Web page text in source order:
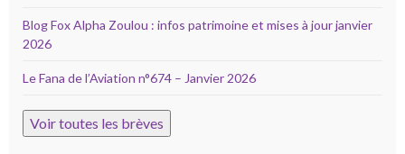
Blog Fox Alpha Zoulou : infos patrimoine et mises à jour janvier
2026
Le Fana de l’Aviation n°674 – Janvier 2026
Voir toutes les brèves